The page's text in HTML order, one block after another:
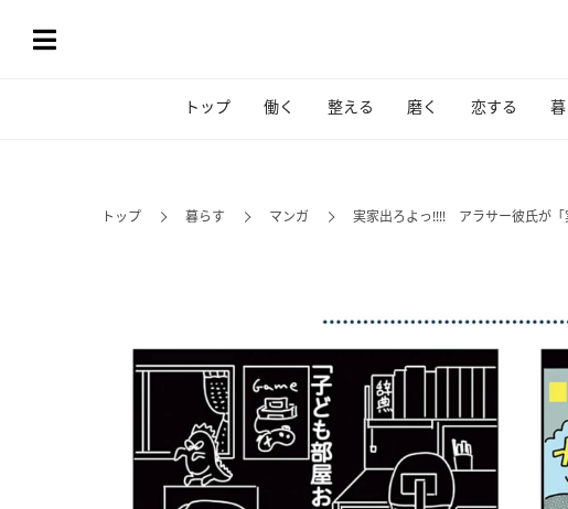
トップ 働く 整える 磨く 恋する
トップ 暮らす マンガ 実家出ろよっ!!!! アラサー彼氏が「